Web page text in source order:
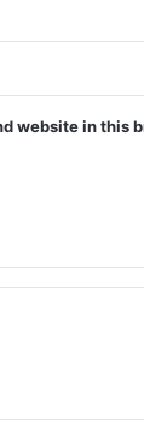
website in this